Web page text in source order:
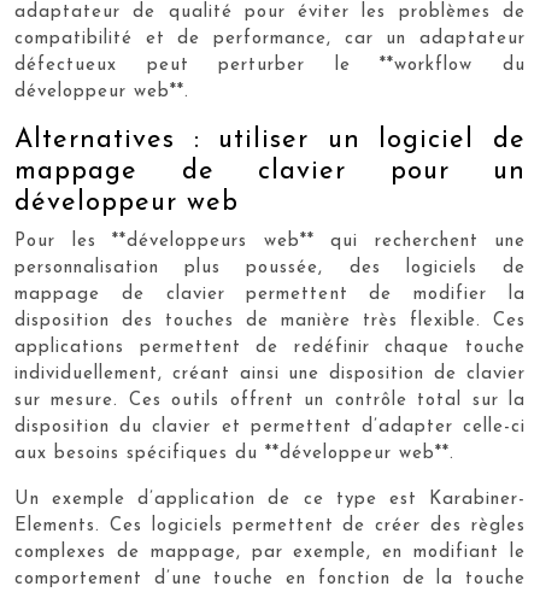
adaptateur de qualité pour éviter les problèmes de
compatibilité et de performance, car un adaptateur
défectueux peut perturber le **workflow du
développeur web**.
Alternatives : utiliser un logiciel de
mappage de clavier pour un
développeur web
Pour les **développeurs web** qui recherchent une
personnalisation plus poussée, des logiciels de
mappage de clavier permettent de modifier la
disposition des touches de manière très flexible. Ces
applications permettent de redéfinir chaque touche
individuellement, créant ainsi une disposition de clavier
sur mesure. Ces outils offrent un contrôle total sur la
disposition du clavier et permettent d’adapter celle-ci
aux besoins spécifiques du **développeur web**.
Un exemple d’application de ce type est Karabiner-
Elements. Ces logiciels permettent de créer des règles
complexes de mappage, par exemple, en modifiant le
comportement d’une touche en fonction de la touche